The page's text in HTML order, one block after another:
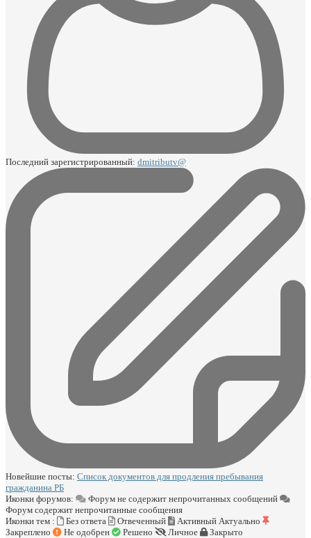
Последний зарегистрированный: dmitributv@
Новейшие посты: Список документов для продления пребывания
гражданина РБ
Иконки форумов:
Форум не содержит непрочитанных сообщений
Форум содержит непрочитанные сообщения
Иконки тем :
Без ответа Отвеченный Активный Актуально
Закреплено
Не одобрен Решено Личное Закрыто